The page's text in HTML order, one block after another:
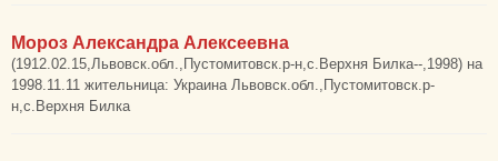
Мороз Александра Алексеевна
(1912.02.15,Львовск.обл.,Пустомитовск.р-н,с.Верхня Билка--,1998) на
1998.11.11 жительница: Украина Львовск.обл.,Пустомитовск.р-
н,с.Верхня Билка